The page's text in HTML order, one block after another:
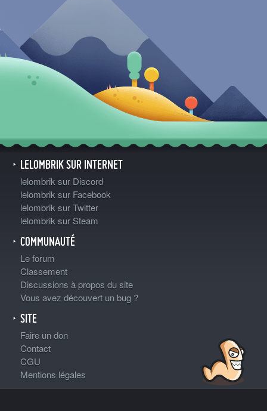
LELOMBRIK SUR INTERNET
lelombrik sur Discord
lelombrik sur Facebook
lelombrik sur Twitter
lelombrik sur Steam
COMMUNAUTÉ
Le forum
Classement
Discussions à propos du site
Vous avez découvert un bug ?
SITE
Faire un don
Contact
CGU
Mentions légales